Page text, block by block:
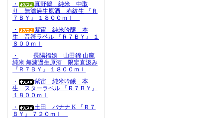
・
真野鶴 純米 中取
り 無濾過生原酒 赤紋生 『Ｒ
７ＢＹ』 １８００ｍｌ
・
紫宙 純米吟醸 本
生 音符ラベル 『Ｒ７ＢＹ』 １
８００ｍｌ
・
長陽福娘 山田錦 山廃
純米 無濾過生原酒 限定直汲み
『Ｒ７ＢＹ』 １８００ｍｌ
・
紫宙 純米吟醸 本
生 スターラベル 『Ｒ７ＢＹ』
１８００ｍｌ
・
土田 バナナ K 『Ｒ７
ＢＹ』 ７２０ｍｌ